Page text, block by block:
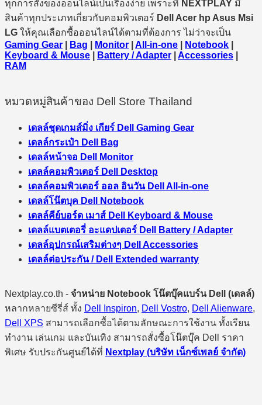
ทุกการสั่งของออนไลน์เป็นเรื่องง่าย เพราะที่ NEXTPLAY มี
สินค้าทุกประเภทเกี่ยวกับคอมพิวเตอร์ Dell Acer hp Asus Msi
LG ให้คุณเลือกซื้อออนไลน์ได้ตามที่ต้องการ ไม่ว่าจะเป็น
Gaming Gear
Bag Monitor All-in-one Notebook
Keyboard & Mouse
Battery / Adapter Accessories
RAM
หมวดหมู่สินค้าของ Dell Store Thailand
เดลล์ชุดเกมส์มิ่ง เกียร์ Dell Gaming Gear
เดลล์กระเป๋า Dell Bag
เดลล์หน้าจอ Dell Monitor
เดลล์คอมพิวเตอร์ Dell Desktop
เดลล์คอมพิวเตอร์ ออล อินวัน Dell All-in-one
เดลล์โน๊ตบุค Dell Notebook
เดลล์คีย์บอร์ด เมาส์ Dell Keyboard & Mouse
เดลล์แบตเตอรี่ อะแดปเตอร์ Dell Battery / Adapter
เดลล์อุปกรณ์เสริมต่างๆ Dell Accessories
เดลล์ต่อประกัน / Dell Extended warranty
Nextplay.co.th - จำหน่าย Notebook โน๊ตบุ๊คแบร์น Dell (เดลล์)
หลากหลายซีรี่ส์ ทั้ง Dell Inspiron, Dell Vostro, Dell Alienware,
Dell XPS สามารถเลือกซื้อได้ตามลักษณะการใช้งาน ทั้งเรียน
ทำงาน เล่นเกม และบันเทิง สามารถสั่งซื้อโน๊ตบุ๊ค Dell ราคา
พิเศษ รับประกันศูนย์ได้ที่ Nextplay (บริษัท เน็กซ์เพลย์ จำกัด)